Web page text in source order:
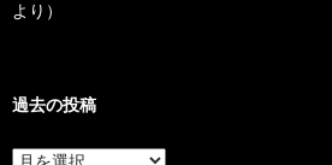
より）
過去の投稿
過